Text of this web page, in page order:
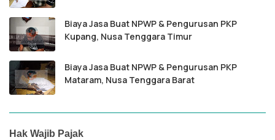
Biaya Jasa Buat NPWP & Pengurusan PKP
Kupang, Nusa Tenggara Timur
Biaya Jasa Buat NPWP & Pengurusan PKP
Mataram, Nusa Tenggara Barat
Hak Wajib Pajak